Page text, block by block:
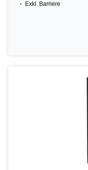
Exkl. Barriere